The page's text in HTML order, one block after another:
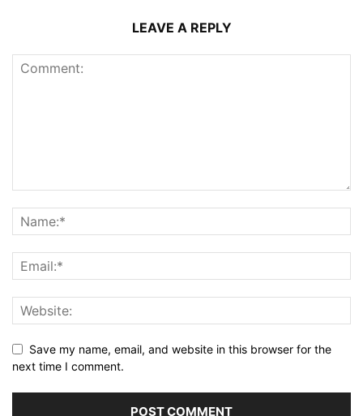
LEAVE A REPLY
Save my name, email, and website in this browser for the
next time I comment.